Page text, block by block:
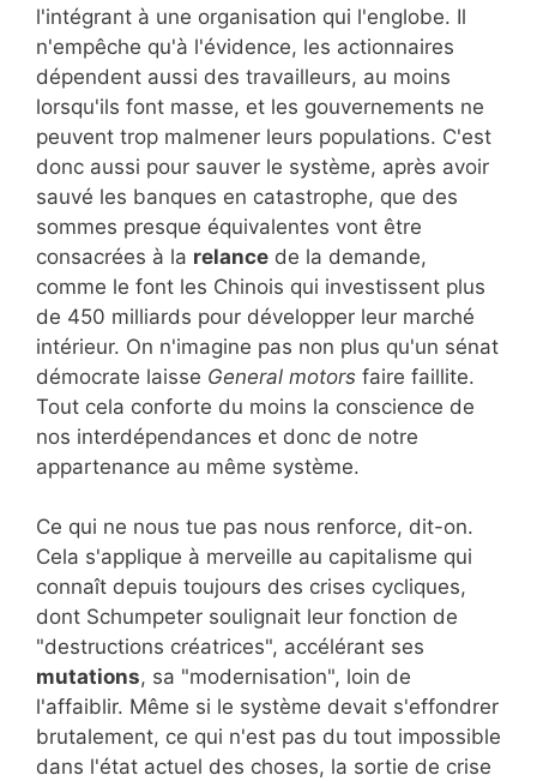
l'intégrant à une organisation qui l'englobe. Il
n'empêche qu'à l'évidence, les actionnaires
dépendent aussi des travailleurs, au moins
lorsqu'ils font masse, et les gouvernements ne
peuvent trop malmener leurs populations. C'est
donc aussi pour sauver le système, après avoir
sauvé les banques en catastrophe, que des
sommes presque équivalentes vont être
consacrées à la relance de la demande,
comme le font les Chinois qui investissent plus
de 450 milliards pour développer leur marché
intérieur. On n'imagine pas non plus qu'un sénat
démocrate laisse General motors faire faillite.
Tout cela conforte du moins la conscience de
nos interdépendances et donc de notre
appartenance au même système.
Ce qui ne nous tue pas nous renforce, dit-on.
Cela s'applique à merveille au capitalisme qui
connaît depuis toujours des crises cycliques,
dont Schumpeter soulignait leur fonction de
"destructions créatrices", accélérant ses
mutations, sa "modernisation", loin de
l'affaiblir. Même si le système devait s'effondrer
brutalement, ce qui n'est pas du tout impossible
dans l'état actuel des choses, la sortie de crise